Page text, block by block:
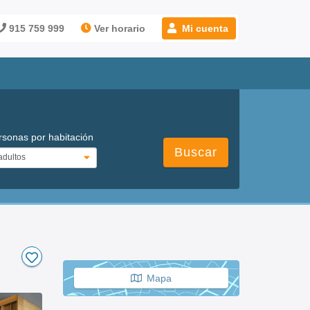
915 759 999 Ver horario Mi cuenta
por habitación
Buscar
Mapa